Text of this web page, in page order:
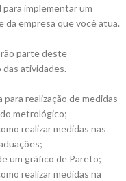
implementar um
empresa que você atua.
parte deste
atividades.
realização de medidas
metrológico;
realizar medidas nas
um gráfico de Pareto;
realizar medidas na